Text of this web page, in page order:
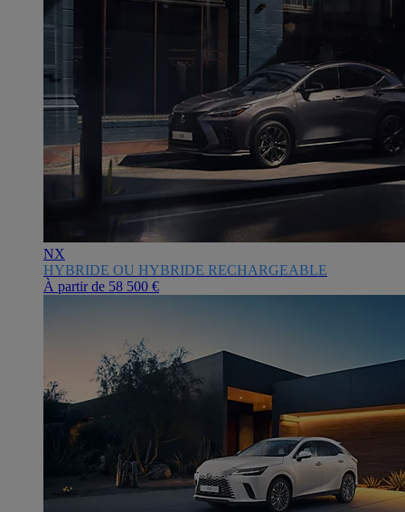
NX
HYBRIDE OU HYBRIDE RECHARGEABLE
À partir de 58 500 €